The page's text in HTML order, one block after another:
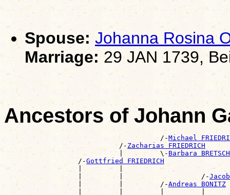
Spouse: Johanna Rosina
Marriage: 29 JAN 1739,
Ancestors of Johann
                                      /-
Michael
                            /-
Zacharias FRIEDRICH
                            |         \-
Barbara
                  /-
Gottfried FRIEDRICH
|         |
                  |         |                   /-
                  |         |         /-
Andreas BONITZ
|         |         |         |